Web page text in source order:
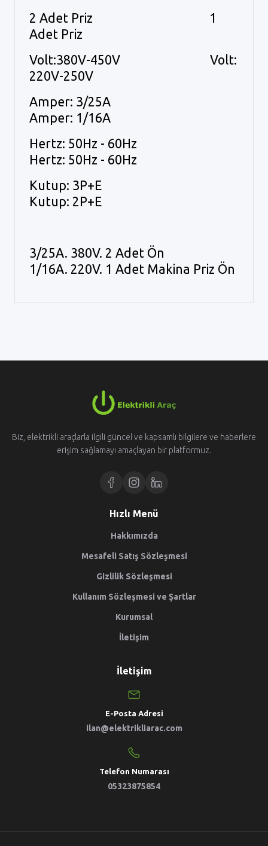
2 Adet Priz 1
Adet Priz
Volt:380V-450V Volt:
220V-250V
Amper: 3/25A
Amper: 1/16A
Hertz: 50Hz - 60Hz
Hertz: 50Hz - 60Hz
Kutup: 3P+E
Kutup: 2P+E
3/25A. 380V. 2 Adet Ön
1/16A. 220V. 1 Adet Makina Priz Ön
Biz, elektrikli araçlarla ilgili güncel ve kapsamlı bilgilere ve haberlere
erişim sağlamayı amaçlayan bir platformuz.
Hızlı Menü
Hakkımızda
Mesafeli Satış Sözleşmesi
Gizlilik Sözleşmesi
Kullanım Sözleşmesi ve Şartlar
Kurumsal
İletişim
İletişim
E-Posta Adresi
ilan@elektrikliarac.com
Telefon Numarası
05323875854